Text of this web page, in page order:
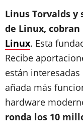
Linus Torvalds
de Linux,
Linux. Esta
Recibe
están
añada más
hardware
ronda los 10